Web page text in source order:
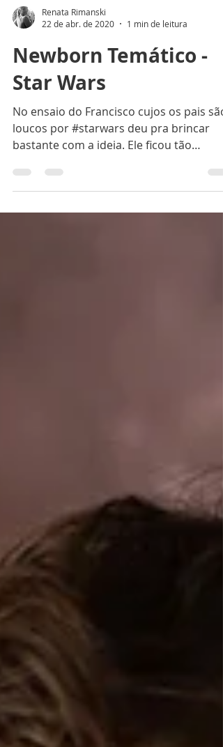
22 de abr. de 2020
1 min de leitura
Newborn Temático -
Star Wars
No ensaio do Francisco cujos os pais são
bastante com a ideia. Ele ficou tão
lindinho de Mini Jedi